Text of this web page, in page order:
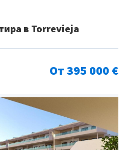
в Torrevieja
От 395 000 €